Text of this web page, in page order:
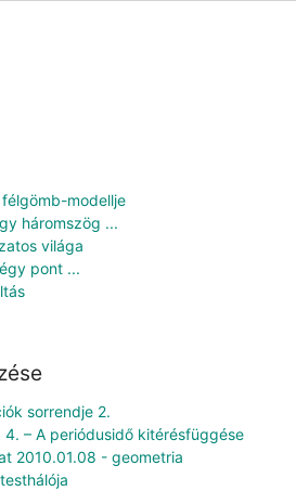
modellje
háromszög ...
világa
pont ...
sorrendje 2.
– A periódusidő kitérésfüggése
2010.01.08 - geometria